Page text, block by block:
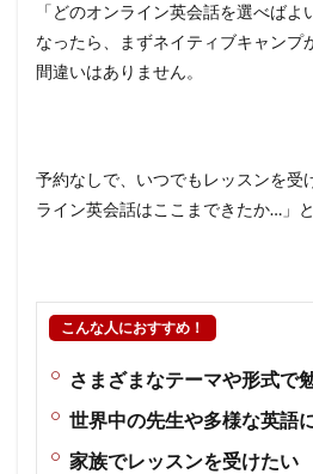
「どのオンライン英会話を選べば
なったら、まずネイティブキャンプ
間違いはありません。
予約なしで、いつでもレッスンを受
ライン英会話はここまできたか…」
こんな人におすすめ！
さまざまなテーマや形式で
世界中の先生や多様な英語
家族でレッスンを受けたい